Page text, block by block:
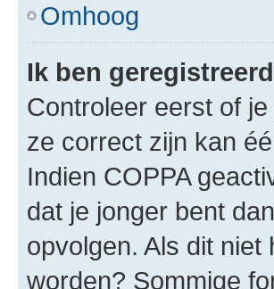
Omhoog
Ik ben
Controleer eerst of
ze correct zijn kan
Indien COPPA
dat je jonger bent
opvolgen. Als dit
worden? Sommige